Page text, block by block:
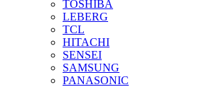
TOSHIBA
LEBERG
TCL
HITACHI
SENSEI
SAMSUNG
PANASONIC